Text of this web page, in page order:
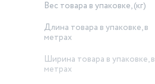
Вес товара в упаковке, (кг)
Длина товара в упаковке, в
метрах
Ширина товара в упаковке, в
метрах